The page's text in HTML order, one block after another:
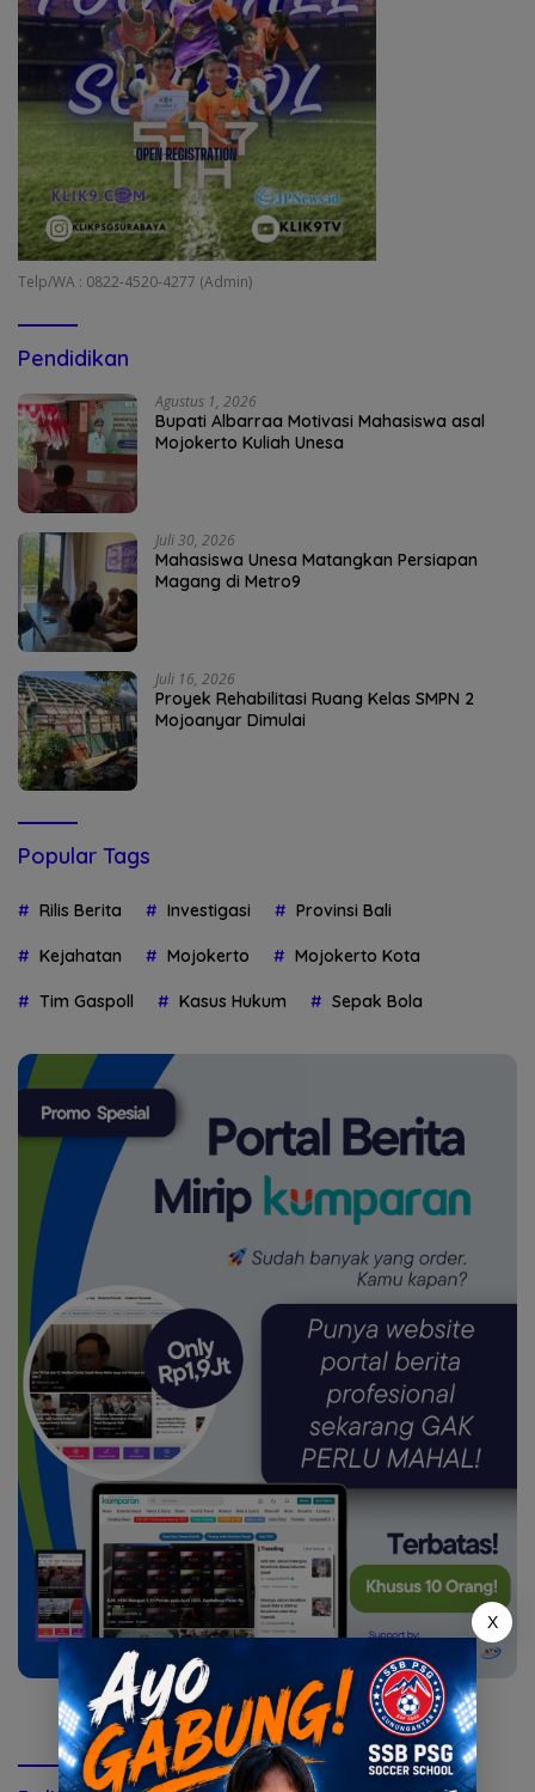
Telp/WA : 0822-4520-4277 (Admin)
Pendidikan
Agustus 1, 2026
Bupati Albarraa Motivasi Mahasiswa asal
Mojokerto Kuliah Unesa
Juli 30, 2026
Mahasiswa Unesa Matangkan Persiapan
Magang di Metro9
Juli 16, 2026
Proyek Rehabilitasi Ruang Kelas SMPN 2
Mojoanyar Dimulai
Popular Tags
Rilis Berita Investigasi Provinsi Bali
Kejahatan Mojokerto Mojokerto Kota
Tim Gaspoll Kasus Hukum Sepak Bola
Konsultasi via WhatsApp
X